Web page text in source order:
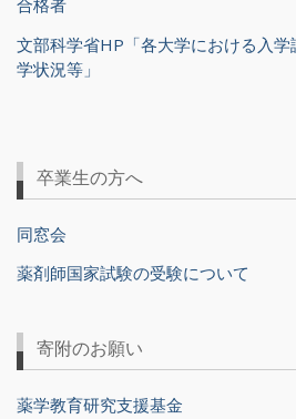
合格者
文部科学省HP「各大学における入
学状況等」
卒業生の方へ
同窓会
薬剤師国家試験の受験について
寄附のお願い
薬学教育研究支援基金